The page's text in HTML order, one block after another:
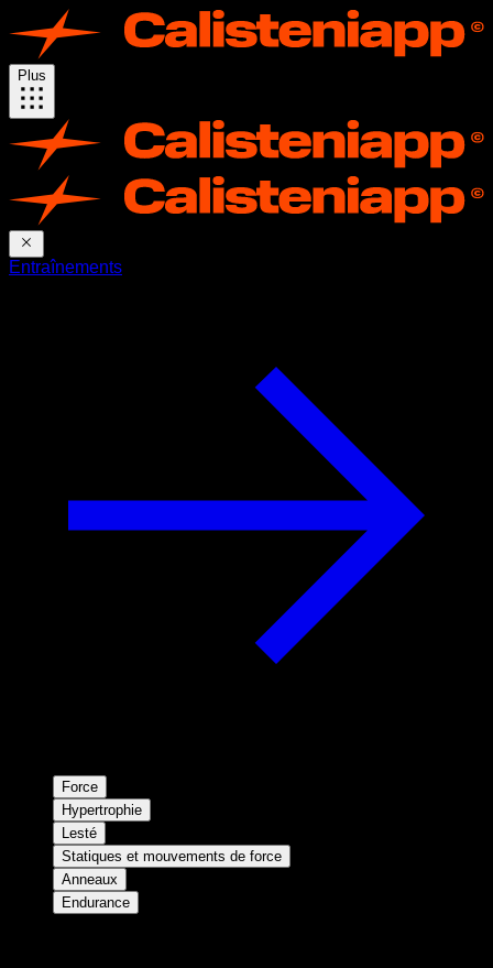
Plus
Entraînements
Force
Hypertrophie
Lesté
Statiques et mouvements de force
Anneaux
Endurance